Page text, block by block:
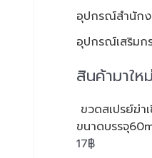
อุปกรณ์สำนัก
อุปกรณ์เสริมก
สินค้ามาให
ขวดสเปรย์ฆ่า
ขนาดบรรจุ
17฿